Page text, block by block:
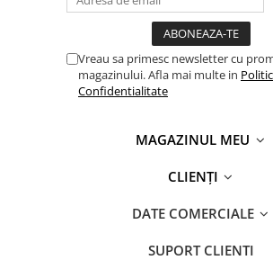
Vreau sa primesc newsletter cu
magazinului. Afla mai multe in
Confidentialitate
MAGAZINUL MEU
CLIENȚI
DATE COMERCIALE
SUPORT CLIENTI